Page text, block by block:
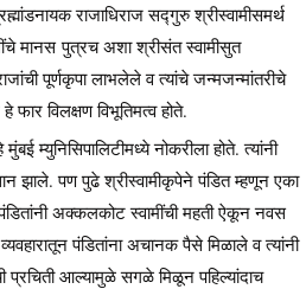
राजाधिराज सद्गुरु श्रीस्वामीसमर्थ
मानस पुत्रच अशा श्रीसंत स्वामीसुत
पूर्णकृपा लाभलेले व त्यांचे जन्मजन्मांतरीचे
विलक्षण विभूतिमत्व होते.
म्युनिसिपालिटीमध्ये नोकरीला होते. त्यांनी
झाले. पण पुढे श्रीस्वामीकृपेने पंडित म्हणून एका
पंडितांनी अक्कलकोट स्वामींची महती ऐकून नवस
पंडितांना अचानक पैसे मिळाले व त्यांनी
आल्यामुळे सगळे मिळून पहिल्यांदाच